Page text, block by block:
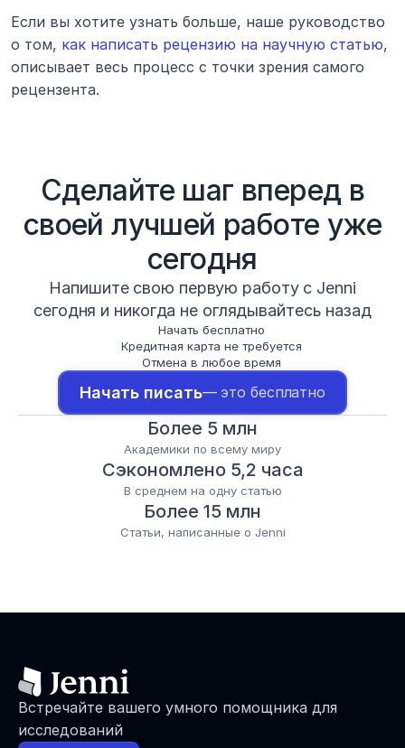
Если вы хотите узнать больше, наше руководство
о том, как написать рецензию на научную статью,
описывает весь процесс с точки зрения самого
рецензента.
Сделайте шаг вперед в
своей лучшей работе уже
сегодня
Напишите свою первую работу с Jenni
сегодня и никогда не оглядывайтесь назад
Начать бесплатно
Кредитная карта не требуется
Отмена в любое время
Начать писать— это бесплатно
Более 5 млн
Академики по всему миру
Сэкономлено 5,2 часа
В среднем на одну статью
Более 15 млн
Статьи, написанные о Jenni
Встречайте вашего умного помощника для
исследований